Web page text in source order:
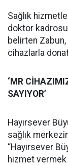
Sağlık
doktor
belirten
cihazlarla
‘MR
SAYIYOR’
Hayırsever
sağlık
“Hayırsever
hizmet vermek